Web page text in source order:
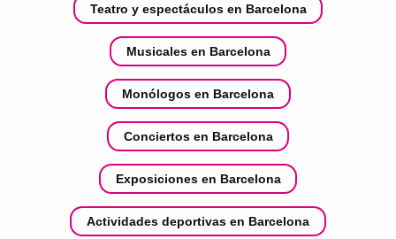
Teatro y espectáculos en Barcelona
Musicales en Barcelona
Monólogos en Barcelona
Conciertos en Barcelona
Exposiciones en Barcelona
Actividades deportivas en Barcelona